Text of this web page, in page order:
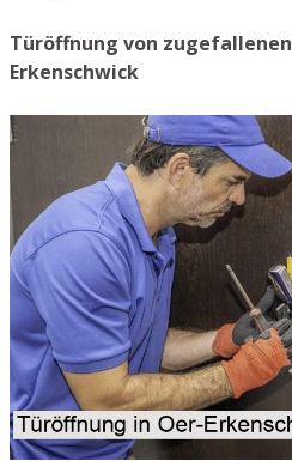
Türöffnung von
Erkenschwick